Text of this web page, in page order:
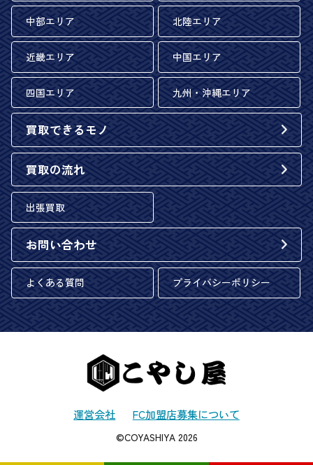
中部エリア 北陸エリア
近畿エリア 中国エリア
四国エリア 九州・沖縄エリア
買取できるモノ
買取の流れ
出張買取
お問い合わせ
よくある質問 プライバシーポリシー
運営会社 FC加盟店募集について
©COYASHIYA 2026